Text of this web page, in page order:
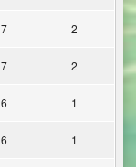
7 2
7 2
6 1
6 1